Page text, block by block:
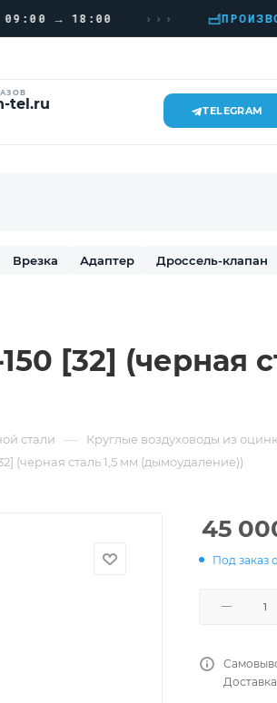
→ 18:00
tel.ru TELEGRAM
Врезка Адаптер Дроссель-клапан
[32] (черная
стали — Круглые воздуховоды из
(черная сталь 1,5 мм (дымоудаление))
45
Под заказ